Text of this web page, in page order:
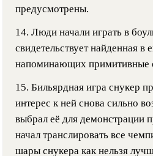
предусмотрены.
14. Люди начали играть в
свидетельствует найденная в
напоминающих примитивные
15. Бильярдная игра снукер
интерес к ней снова сильно
выбрал её для демонстрации
начал транслировать все
шары снукера как нельзя